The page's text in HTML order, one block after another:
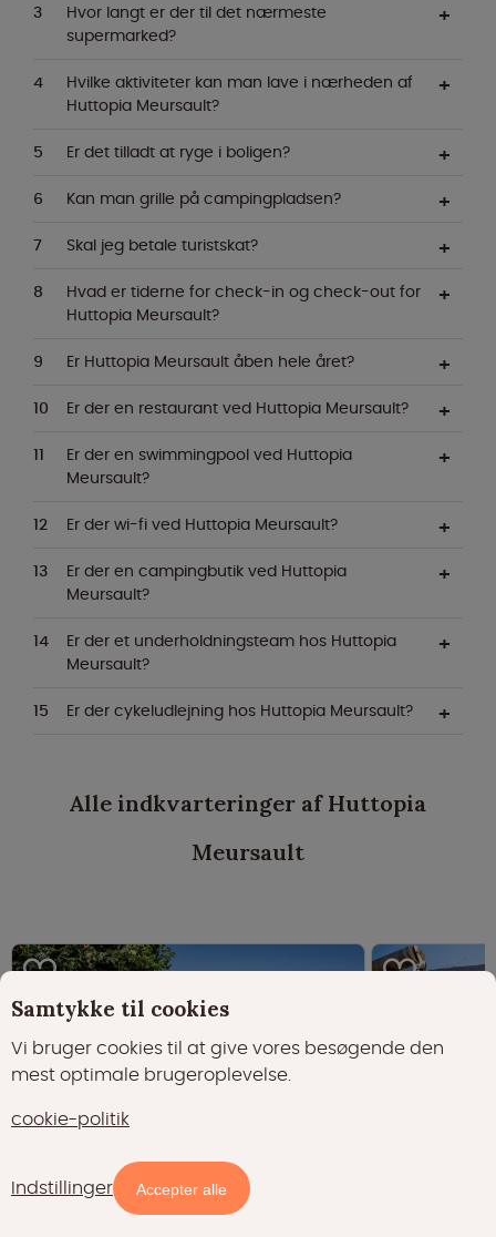
Hvor langt er der til det nærmeste
supermarked?
Hvilke aktiviteter kan man lave i nærheden af
Huttopia Meursault?
Er det tilladt at ryge i boligen?
Kan man grille på campingpladsen?
Skal jeg betale turistskat?
Hvad er tiderne for check-in og check-out for
Huttopia Meursault?
Er Huttopia Meursault åben hele året?
Er der en restaurant ved Huttopia Meursault?
Er der en swimmingpool ved Huttopia
Meursault?
Er der wi-fi ved Huttopia Meursault?
Er der en campingbutik ved Huttopia
Meursault?
Er der et underholdningsteam hos Huttopia
Meursault?
Er der cykeludlejning hos Huttopia Meursault?
Alle indkvarteringer af Huttopia
Meursault
Enestående
Hytte Evasion - 5 personer
Samtykke til cookies
Vi bruger cookies til at give vores besøgende den
mest optimale brugeroplevelse.
cookie-politik
Indstillinger Accepter alle